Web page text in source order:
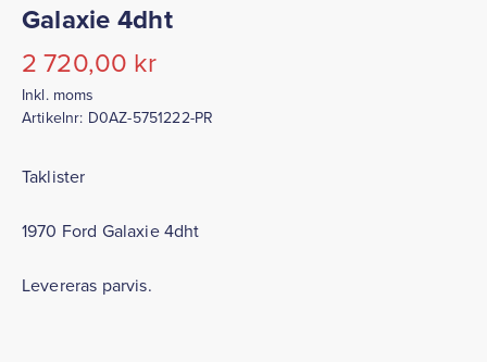
Galaxie 4dht
2 720,00 kr
Inkl. moms
Artikelnr: D0AZ-5751222-PR
Taklister
1970 Ford Galaxie 4dht
Levereras parvis.